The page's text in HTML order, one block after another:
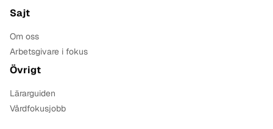
Sajt
Om oss
Arbetsgivare i fokus
Övrigt
Lärarguiden
Vårdfokusjobb